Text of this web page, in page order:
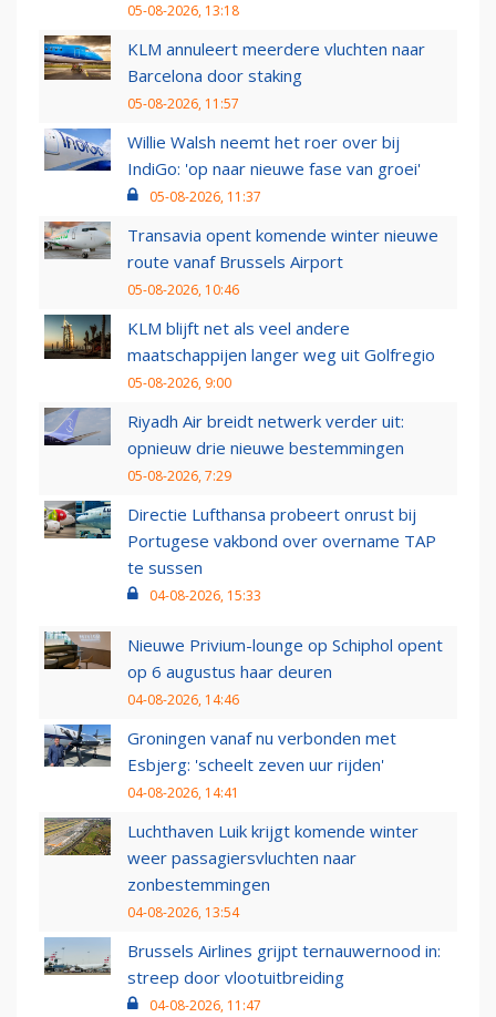
05-08-2026, 13:18
KLM annuleert meerdere vluchten naar
Barcelona door staking
05-08-2026, 11:57
Willie Walsh neemt het roer over bij
IndiGo: 'op naar nieuwe fase van groei'
05-08-2026, 11:37
Transavia opent komende winter nieuwe
route vanaf Brussels Airport
05-08-2026, 10:46
KLM blijft net als veel andere
maatschappijen langer weg uit Golfregio
05-08-2026, 9:00
Riyadh Air breidt netwerk verder uit:
opnieuw drie nieuwe bestemmingen
05-08-2026, 7:29
Directie Lufthansa probeert onrust bij
Portugese vakbond over overname TAP
te sussen
04-08-2026, 15:33
Nieuwe Privium-lounge op Schiphol opent
op 6 augustus haar deuren
04-08-2026, 14:46
Groningen vanaf nu verbonden met
Esbjerg: 'scheelt zeven uur rijden'
04-08-2026, 14:41
Luchthaven Luik krijgt komende winter
weer passagiersvluchten naar
zonbestemmingen
04-08-2026, 13:54
Brussels Airlines grijpt ternauwernood in:
streep door vlootuitbreiding
04-08-2026, 11:47